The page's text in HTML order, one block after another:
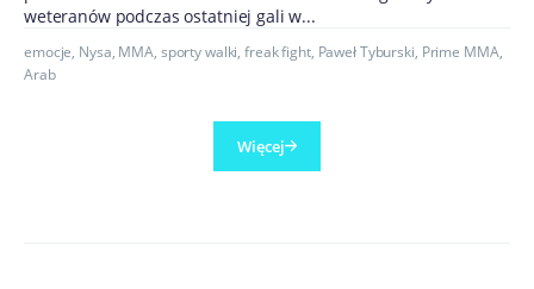
weteranów podczas ostatniej gali w...
emocje, Nysa, MMA, sporty walki,freak fight, Paweł Tyburski, Prime MMA,
Arab
Więcej